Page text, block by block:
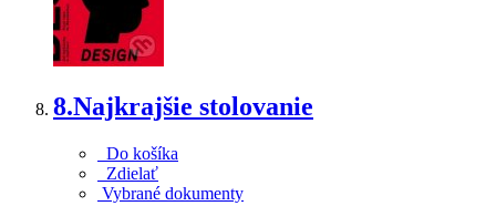
8.Najkrajšie stolovanie
Do košíka
Zdielať
Vybrané dokumenty